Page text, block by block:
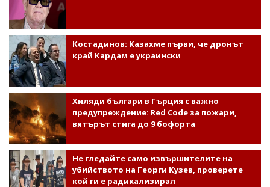
Костадинов: Казахме първи, че дронът
край Кардам е украински
Хиляди българи в Гърция с важно
предупреждение: Red Code за пожари,
вятърът стига до 9 бофорта
Не гледайте само извършителите на
убийството на Георги Кузев, проверете
кой ги е радикализирал